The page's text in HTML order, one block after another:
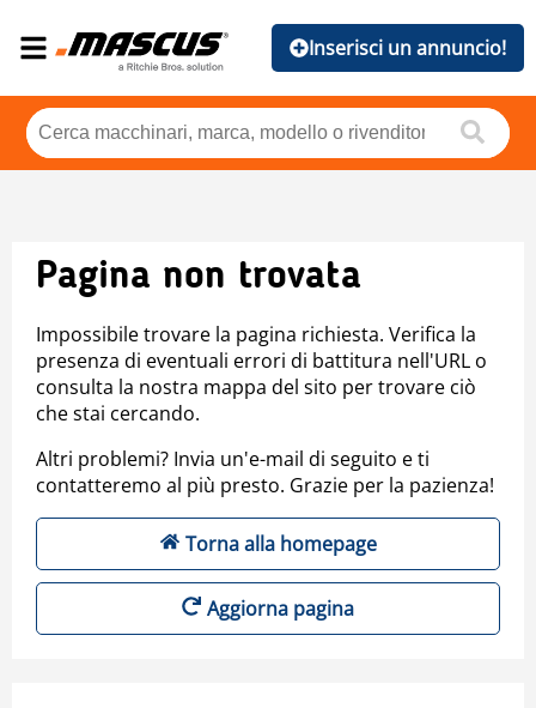
Inserisci un annuncio!
Pagina non trovata
Impossibile trovare la pagina richiesta. Verifica la
presenza di eventuali errori di battitura nell'URL o
consulta la nostra mappa del sito per trovare ciò
che stai cercando.
Altri problemi? Invia un'e-mail di seguito e ti
contatteremo al più presto. Grazie per la pazienza!
Torna alla homepage
Aggiorna pagina